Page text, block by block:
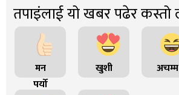
तपाइंलाई यो खबर पढेर कस्तो
मन
पर्यो
खुशी अचम्म